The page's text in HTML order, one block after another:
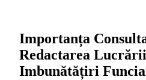
Importanța
Redactarea
Imbunătățiri